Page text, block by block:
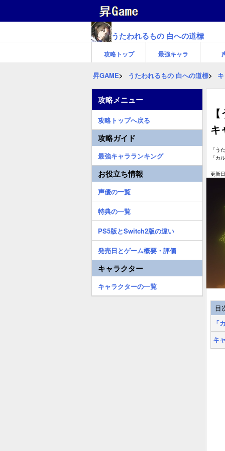
うたわれるもの 白への道標
攻略トップ 最強キャラ
昇GAME うたわれるもの 白への道標
キ
「う
「カ
更新
目
「
キ
攻略メニュー
攻略トップへ戻る
攻略ガイド
最強キャラランキング
お役立ち情報
声優の一覧
特典の一覧
PS5版とSwitch2版の違い
発売日とゲーム概要・評価
キャラクター
キャラクターの一覧